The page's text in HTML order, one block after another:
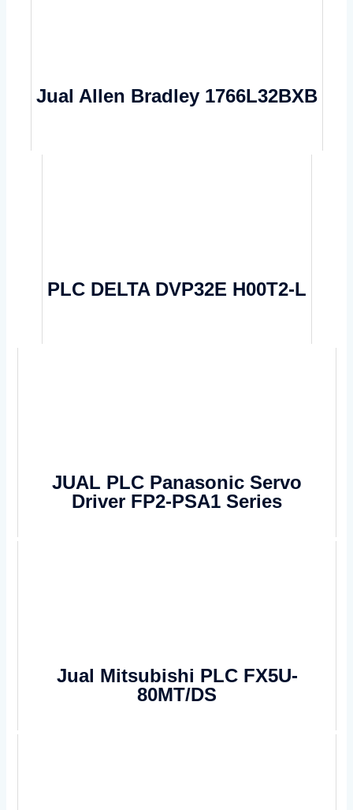
Jual Allen Bradley 1766L32BXB
PLC DELTA DVP32E H00T2-L
JUAL PLC Panasonic Servo
Driver FP2-PSA1 Series
Jual Mitsubishi PLC FX5U-
80MT/DS